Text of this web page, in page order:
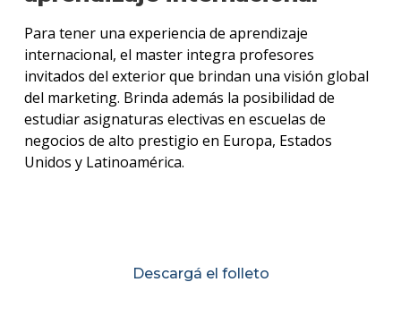
Para tener una experiencia de aprendizaje
internacional, el master integra profesores
invitados del exterior que brindan una visión global
del marketing. Brinda además la posibilidad de
estudiar asignaturas electivas en escuelas de
negocios de alto prestigio en Europa, Estados
Unidos y Latinoamérica.
Descargá el folleto